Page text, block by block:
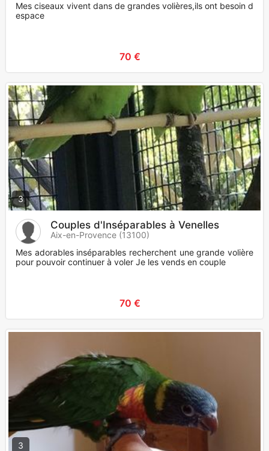
Mes ciseaux vivent dans de grandes volières,ils ont besoin d
espace
70 €
3
Couples d'Inséparables à Venelles
Aix-en-Provence (13100)
Mes adorables inséparables recherchent une grande volière
pour pouvoir continuer à voler Je les vends en couple
70 €
3